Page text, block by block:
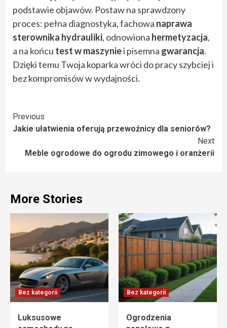
podstawie objawów. Postaw na sprawdzony
proces: pełna diagnostyka, fachowa naprawa
sterownika hydrauliki, odnowiona hermetyzacja,
a na końcu test w maszyniei pisemna gwarancja.
Dzięki temu Twoja koparka wróci do pracy szybciej i
bez kompromisów w wydajności.
Continue
Reading
Previous
Jakie ułatwienia oferują przewoźnicy dla seniorów?
Next
Meble ogrodowe do ogrodu zimowego i oranżerii
More Stories
Bez kategorii
Luksusowe
Bez kategorii
Ogrodzenia